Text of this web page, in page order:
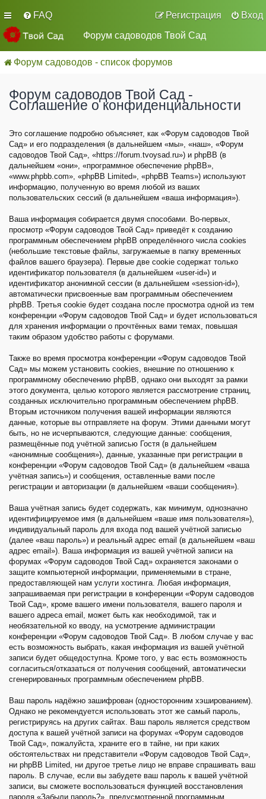
FAQ Вход
Регистрация
Форум садоводов Твой Сад
Форум садоводов - список форумов
Форум садоводов Твой Сад -
Соглашение о конфиденциальности
Это соглашение подробно объясняет, как «Форум садоводов Твой
Сад» и его подразделения (в дальнейшем «мы», «наш», «Форум
садоводов Твой Сад», «https://forum.tvoysad.ru») и phpBB (в
дальнейшем «они», «программное обеспечение phpBB»,
«www.phpbb.com», «phpBB Limited», «phpBB Teams») используют
информацию, полученную во время любой из ваших
пользовательских сессий (в дальнейшем «ваша информация»).
Ваша информация собирается двумя способами. Во-первых,
просмотр «Форум садоводов Твой Сад» приведёт к созданию
программным обеспечением phpBB определённого числа cookies
(небольшие текстовые файлы, загружаемые в папку временных
файлов вашего браузера). Первые две cookie содержат только
идентификатор пользователя (в дальнейшем «user-id») и
идентификатор анонимной сессии (в дальнейшем «session-id»),
автоматически присвоенные вам программным обеспечением
phpBB. Третья cookie будет создана после просмотра одной из тем
конференции «Форум садоводов Твой Сад» и будет использоваться
для хранения информации о прочтённых вами темах, повышая
таким образом удобство работы с форумами.
Также во время просмотра конференции «Форум садоводов Твой
Сад» мы можем установить cookies, внешние по отношению к
программному обеспечению phpBB, однако они выходят за рамки
этого документа, целью которого является рассмотрение страниц,
созданных исключительно программным обеспечением phpBB.
Вторым источником получения вашей информации являются
данные, которые вы отправляете на форум. Этими данными могут
быть, но не исчерпываются, следующие данные: сообщения,
размещённые под учётной записью Гостя (в дальнейшем
«анонимные сообщения»), данные, указанные при регистрации в
конференции «Форум садоводов Твой Сад» (в дальнейшем «ваша
учётная запись») и сообщения, оставленные вами после
регистрации и авторизации (в дальнейшем «ваши сообщения»).
Ваша учётная запись будет содержать, как минимум, однозначно
идентифицируемое имя (в дальнейшем «ваше имя пользователя»),
индивидуальный пароль для входа под вашей учётной записью
(далее «ваш пароль») и реальный адрес email (в дальнейшем «ваш
адрес email»). Ваша информация из вашей учётной записи на
форумах «Форум садоводов Твой Сад» охраняется законами о
защите компьютерной информации, применяемыми в стране,
предоставляющей нам услуги хостинга. Любая информация,
запрашиваемая при регистрации в конференции «Форум садоводов
Твой Сад», кроме вашего имени пользователя, вашего пароля и
вашего адреса email, может быть как необходимой, так и
необязательной ко вводу, на усмотрение администрации
конференции «Форум садоводов Твой Сад». В любом случае у вас
есть возможность выбрать, какая информация из вашей учётной
записи будет общедоступна. Кроме того, у вас есть возможность
согласиться/отказаться от получения сообщений, автоматически
сгенерированных программным обеспечением phpBB.
Ваш пароль надёжно зашифрован (односторонним хэшированием).
Однако не рекомендуется использовать этот же самый пароль,
регистрируясь на других сайтах. Ваш пароль является средством
доступа к вашей учётной записи на форумах «Форум садоводов
Твой Сад», пожалуйста, храните его в тайне, ни при каких
обстоятельствах ни представители «Форум садоводов Твой Сад»,
ни phpBB Limited, ни другое третье лицо не вправе спрашивать ваш
пароль. В случае, если вы забудете ваш пароль к вашей учётной
записи, вы сможете воспользоваться функцией восстановления
пароля «Забыли пароль?», предусмотренной программным